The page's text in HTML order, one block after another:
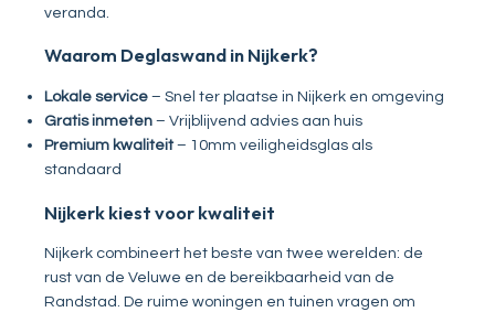
veranda.
Waarom Deglaswand in Nijkerk?
Lokale service – Snel ter plaatse in Nijkerk en omgeving
Gratis inmeten – Vrijblijvend advies aan huis
Premium kwaliteit– 10mm veiligheidsglas als
standaard
Nijkerk kiest voor kwaliteit
Nijkerk combineert het beste van twee werelden: de
rust van de Veluwe en de bereikbaarheid van de
Randstad. De ruime woningen en tuinen vragen om